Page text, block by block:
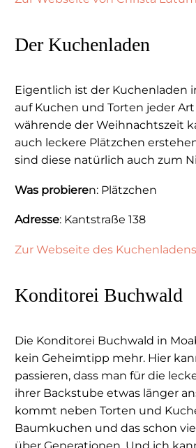
Der Kuchenladen
Eigentlich ist der Kuchenladen
auf Kuchen und Torten jeder
währende der Weihnachtszeit
auch leckere Plätzchen
sind diese natürlich auch zum
Was probieren: Plätzchen
Adresse: Kantstraße 138
Zur Webseite des Kuchenladens
Konditorei Buchwald
Die Konditorei Buchwald in
kein Geheimtipp mehr. Hier
passieren, dass man für die
ihrer Backstube etwas länger
kommt neben Torten und
Baumkuchen und das schon